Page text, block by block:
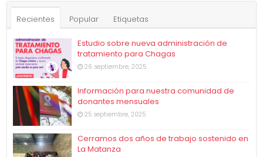
Recientes Popular Etiquetas
Estudio sobre nueva administración de
tratamiento para Chagas
26 septiembre, 2025
Información para nuestra comunidad de
donantes mensuales
25 septiembre, 2025
Cerramos dos años de trabajo sostenido en
La Matanza